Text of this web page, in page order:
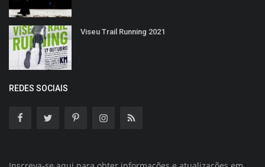
Viseu Trail Running 2021
REDES SOCIAIS